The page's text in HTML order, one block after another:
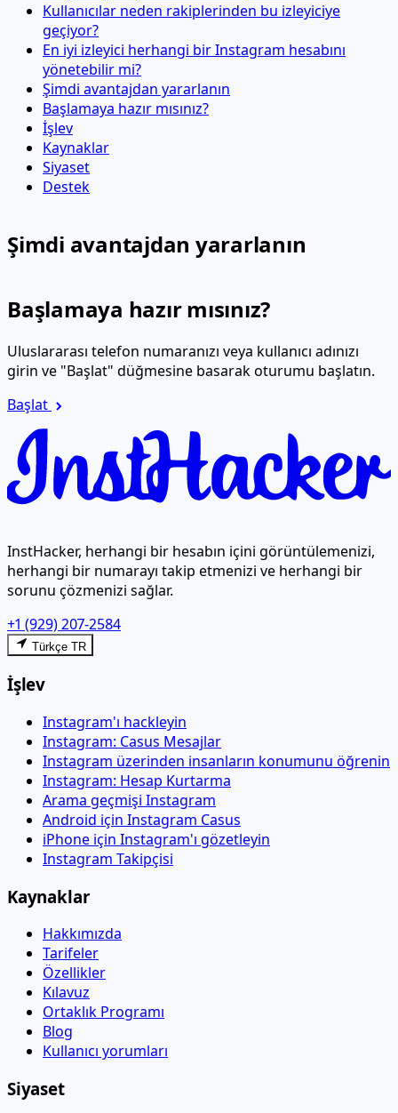
Kullanıcılar neden rakiplerinden bu izleyiciye
geçiyor?
En iyi izleyici herhangi bir Instagram hesabını
yönetebilir mi?
Şimdi avantajdan yararlanın
Başlamaya hazır mısınız?
İşlev
Kaynaklar
Siyaset
Destek
Şimdi avantajdan yararlanın
Başlamaya hazır mısınız?
Uluslararası telefon numaranızı veya kullanıcı adınızı
girin ve "Başlat" düğmesine basarak oturumu başlatın.
Başlat
InstHacker, herhangi bir hesabın içini görüntülemenizi,
herhangi bir numarayı takip etmenizi ve herhangi bir
sorunu çözmenizi sağlar.
+1 (929) 207-2584
Türkçe TR
İşlev
Instagram'ı hackleyin
Instagram: Casus Mesajlar
Instagram üzerinden insanların konumunu öğrenin
Instagram: Hesap Kurtarma
Arama geçmişi Instagram
Android için Instagram Casus
iPhone için Instagram'ı gözetleyin
Instagram Takipçisi
Kaynaklar
Hakkımızda
Tarifeler
Özellikler
Kılavuz
Ortaklık Programı
Blog
Kullanıcı yorumları
Siyaset